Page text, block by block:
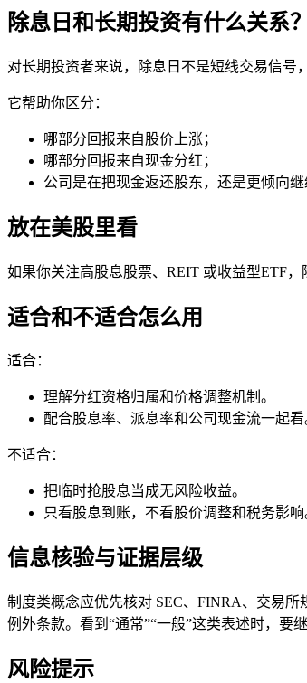
除息日和长期投资有什么关系？
对长期投资者来说，除息日不是短线交易信号
它帮助你区分：
哪部分回报来自股价上涨；
哪部分回报来自现金分红；
公司是在把现金返还股东，还是更倾向继
放在美股里看
如果你关注高股息股票、 REIT 或收益型ETF，
适合和不适合怎么用
适合：
理解分红资格归属和价格调整机制。
配合股息率、派息率和公司现金流一起看
不适合：
把临时抢股息当成无风险收益。
只看股息到账，不看股价调整和税务影响
信息核验与证据层级
制度类概念应优先核对 SEC、FINRA、交易
例外条款。看到“通常”“一般”这类表述时，要
风险提示